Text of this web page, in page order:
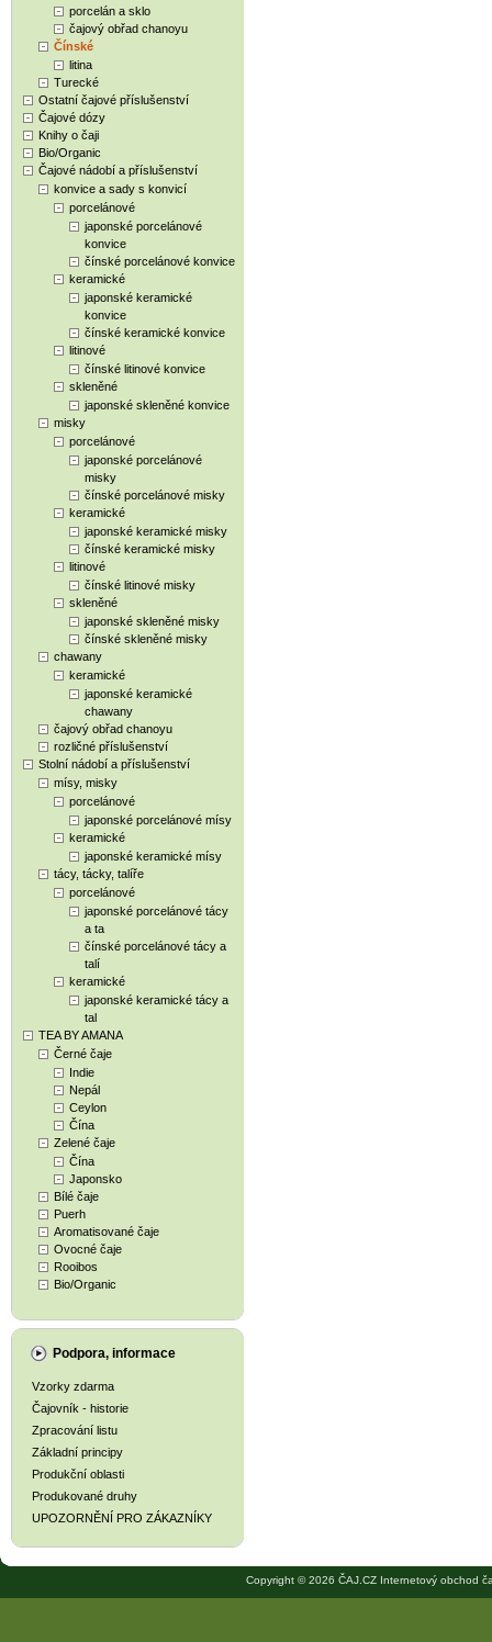
porcelán a sklo
čajový obřad chanoyu
Čínské
litina
Turecké
Ostatní čajové příslušenství
Čajové dózy
Knihy o čaji
Bio/Organic
Čajové nádobí a příslušenství
konvice a sady s konvicí
porcelánové
japonské porcelánové
konvice
čínské porcelánové konvice
keramické
japonské keramické
konvice
čínské keramické konvice
litinové
čínské litinové konvice
skleněné
japonské skleněné konvice
misky
porcelánové
japonské porcelánové
misky
čínské porcelánové misky
keramické
japonské keramické misky
čínské keramické misky
litinové
čínské litinové misky
skleněné
japonské skleněné misky
čínské skleněné misky
chawany
keramické
japonské keramické
chawany
čajový obřad chanoyu
rozličné příslušenství
Stolní nádobí a příslušenství
mísy, misky
porcelánové
japonské porcelánové mísy
keramické
japonské keramické mísy
tácy, tácky, talíře
porcelánové
japonské porcelánové tácy
a ta
čínské porcelánové tácy a
talí
keramické
japonské keramické tácy a
tal
TEA BY AMANA
Černé čaje
Indie
Nepál
Ceylon
Čína
Zelené čaje
Čína
Japonsko
Bílé čaje
Puerh
Aromatisované čaje
Ovocné čaje
Rooibos
Bio/Organic
Podpora, informace
Vzorky zdarma
Čajovník - historie
Zpracování listu
Základní principy
Produkční oblasti
Produkované druhy
UPOZORNĚNÍ PRO ZÁKAZNÍKY
Copyright © 2026 ČAJ.CZ Internetový obchod